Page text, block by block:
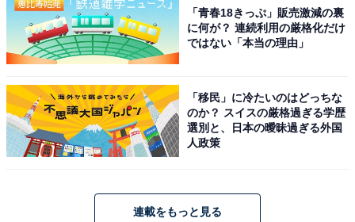
「青春18きっぷ」販売激減の裏
に何が？ 連続利用の厳格化だけ
ではない「本当の理由」
「移民」に冷たいのはどっちな
のか？ スイスの厳格過ぎる学歴
選別と、日本の曖昧過ぎる外国
人政策
連載をもっと見る